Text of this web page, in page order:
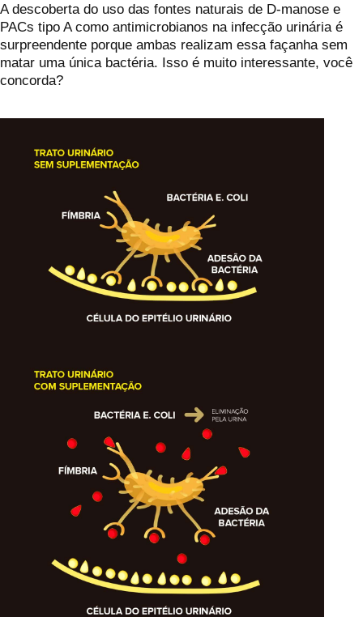
A descoberta do uso das fontes naturais de D-manose e
PACs tipo A como antimicrobianos na infecção urinária é
surpreendente porque ambas realizam essa façanha sem
matar uma única bactéria. Isso é muito interessante, você
concorda?